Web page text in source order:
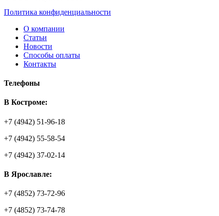
Политика конфиденциальности
О компании
Статьи
Новости
Способы оплаты
Контакты
Телефоны
В Костроме:
+7 (4942) 51-96-18
+7 (4942) 55-58-54
+7 (4942) 37-02-14
В Ярославле:
+7 (4852) 73-72-96
+7 (4852) 73-74-78